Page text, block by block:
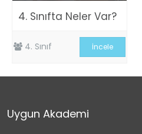
4. Sınıfta Neler Var?
4. Sınıf İncele
Uygun Akademi